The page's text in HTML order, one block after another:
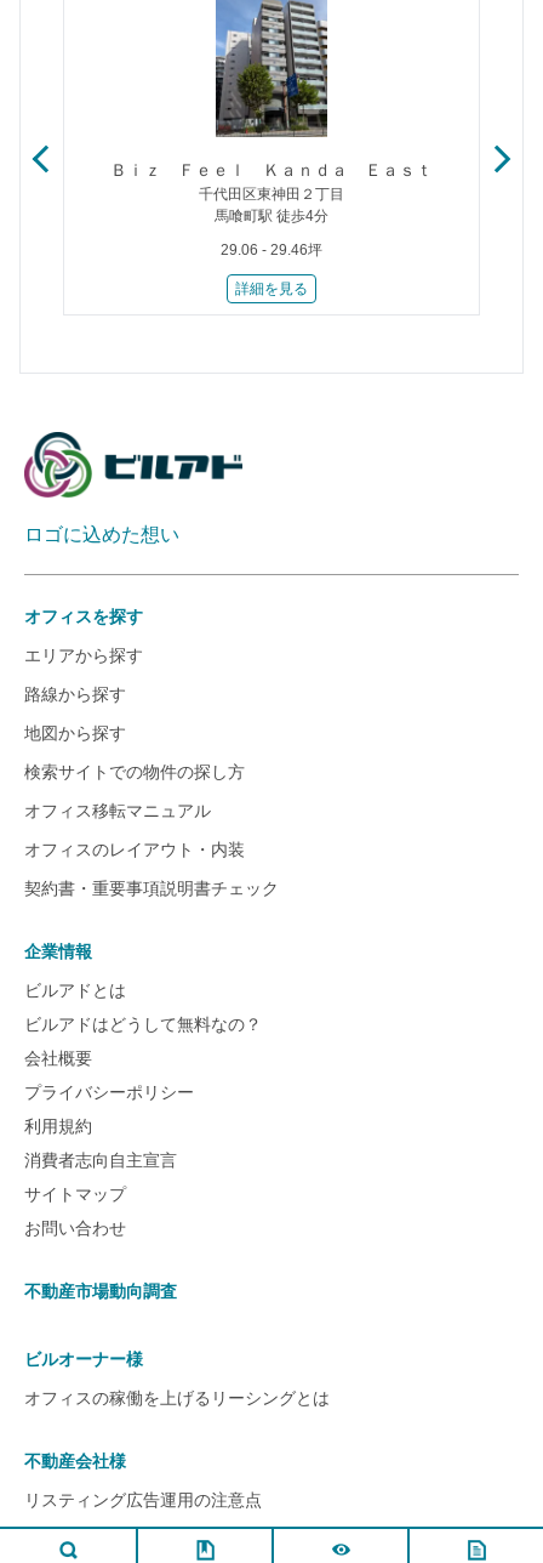
Ｂｉｚ Ｆｅｅｌ Ｋａｎｄａ Ｅａｓｔ
千代田区東神田２丁目
馬喰町駅 徒歩4分
29.06 - 29.46坪
詳細を見る
ロゴに込めた想い
オフィスを探す
エリアから探す
路線から探す
地図から探す
検索サイトでの物件の探し方
オフィス移転マニュアル
オフィスのレイアウト・内装
契約書・重要事項説明書チェック
企業情報
ビルアドとは
ビルアドはどうして無料なの？
会社概要
プライバシーポリシー
利用規約
消費者志向自主宣言
サイトマップ
お問い合わせ
不動産市場動向調査
ビルオーナー様
オフィスの稼働を上げるリーシングとは
不動産会社様
リスティング広告運用の注意点
ページ